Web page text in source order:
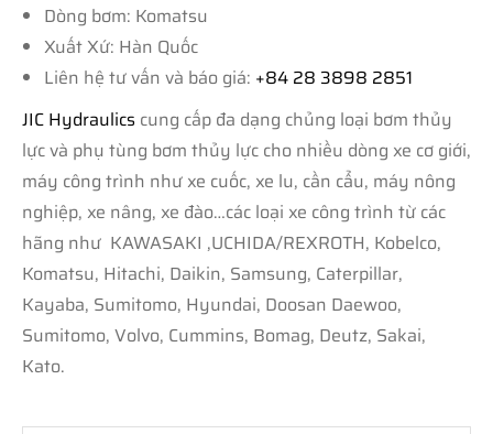
Dòng bơm: Komatsu
Xuất Xứ: Hàn Quốc
Liên hệ tư vấn và báo giá: +84 28 3898 2851
JIC Hydraulics cung cấp đa dạng chủng loại bơm thủy
lực và phụ tùng bơm thủy lực cho nhiều dòng xe cơ giới,
máy công trình như xe cuốc, xe lu, cần cẩu, máy nông
nghiệp, xe nâng, xe đào…các loại xe công trình từ các
hãng như KAWASAKI ,UCHIDA/REXROTH, Kobelco,
Komatsu, Hitachi, Daikin, Samsung, Caterpillar,
Kayaba, Sumitomo, Hyundai, Doosan Daewoo,
Sumitomo, Volvo, Cummins, Bomag, Deutz, Sakai,
Kato.